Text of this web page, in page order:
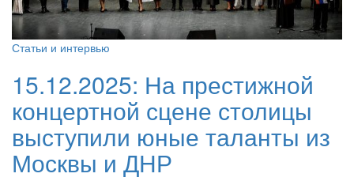
Статьи и интервью
15.12.2025: На престижной
концертной сцене столицы
выступили юные таланты из
Москвы и ДНР